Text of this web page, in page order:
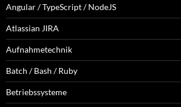
Angular / TypeScript / NodeJS
Atlassian JIRA
Aufnahmetechnik
Batch / Bash / Ruby
Betriebssysteme